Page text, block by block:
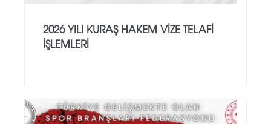
2026 YILI KURAŞ HAKEM VİZE TELAFİ
İŞLEMLERİ